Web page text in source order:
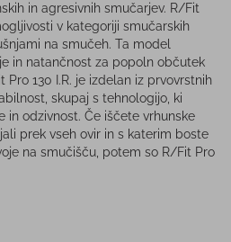
in agresivnih smučarjev. R/Fit
v kategoriji smučarskih
na smučeh. Ta model
in natančnost za popoln občutek
130 I.R. je izdelan iz prvovrstnih
skupaj s tehnologijo, ki
odzivnost. Če iščete vrhunske
prek vseh ovir in s katerim boste
na smučišču, potem so R/Fit Pro